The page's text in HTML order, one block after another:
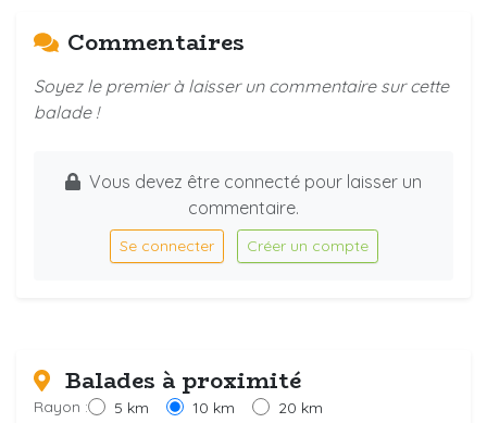
Commentaires
Soyez le premier à laisser un commentaire sur cette
balade !
Vous devez être connecté pour laisser un
commentaire.
Se connecter Créer un compte
Balades à proximité
Rayon : 5 km 10 km 20 km